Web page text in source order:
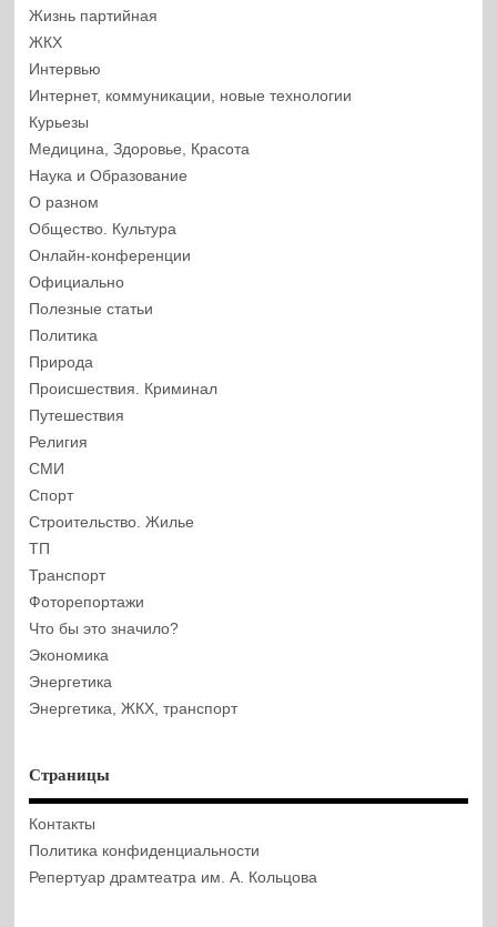
Жизнь партийная
ЖКХ
Интервью
Интернет, коммуникации, новые технологии
Курьезы
Медицина, Здоровье, Красота
Наука и Образование
О разном
Общество. Культура
Онлайн-конференции
Официально
Полезные статьи
Политика
Природа
Происшествия. Криминал
Путешествия
Религия
СМИ
Спорт
Строительство. Жилье
ТП
Транспорт
Фоторепортажи
Что бы это значило?
Экономика
Энергетика
Энергетика, ЖКХ, транспорт
Страницы
Контакты
Политика конфиденциальности
Репертуар драмтеатра им. А. Кольцова